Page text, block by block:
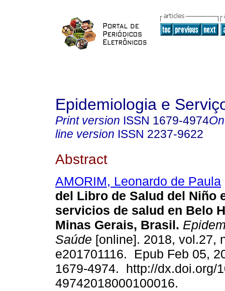
Epidemiologia e
Print version ISSN 1679-4974
line version ISSN 2237-9622
Abstract
AMORIM, Leonardo de Paula
del Libro de Salud del Niño
servicios de salud en Belo
Minas Gerais, Brasil.
Saúde [online]. 2018, vol.27,
e201701116. Epub Feb 05,
1679-4974. http://dx.doi.org/
49742018000100016.